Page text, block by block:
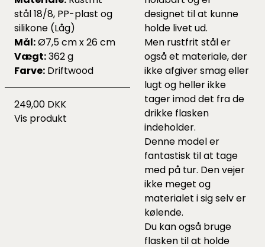
stål 18/8, PP-plast og
silikone (Låg)
Mål:Ø7,5 cm x 26 cm
Vægt:362 g
Farve: Driftwood
249,00 DKK
Vis produkt
designet til at kunne
holde livet ud.
Men rustfrit stål er
også et materiale, der
ikke afgiver smag eller
lugt og heller ikke
tager imod det fra de
drikke flasken
indeholder.
Denne model er
fantastisk til at tage
med på tur. Den vejer
ikke meget og
materialet i sig selv er
kølende.
Du kan også bruge
flasken til at holde